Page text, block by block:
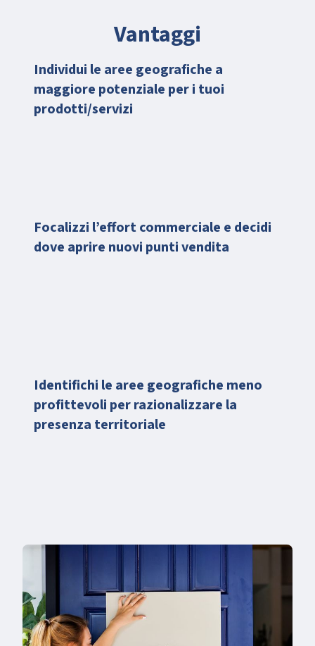
Vantaggi
Individui le aree geografiche a
maggiore potenziale per i tuoi
prodotti/servizi
Focalizzi l’effort commerciale e decidi
dove aprire nuovi punti vendita
Identifichi le aree geografiche meno
profittevoli per razionalizzare la
presenza territoriale